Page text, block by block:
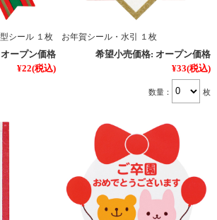
シール １枚
オープン価格
¥22(税込)
お年賀シール・水引 １枚
希望小売価格: オープン価格
¥33(税込)
数量： 枚